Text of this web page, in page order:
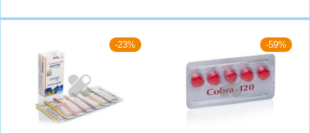
-23% -59%